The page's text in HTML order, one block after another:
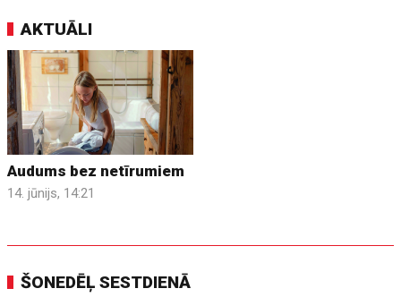
AKTUĀLI
Audums bez netīrumiem
14. jūnijs, 14:21
ŠONEDĒĻ SESTDIENĀ